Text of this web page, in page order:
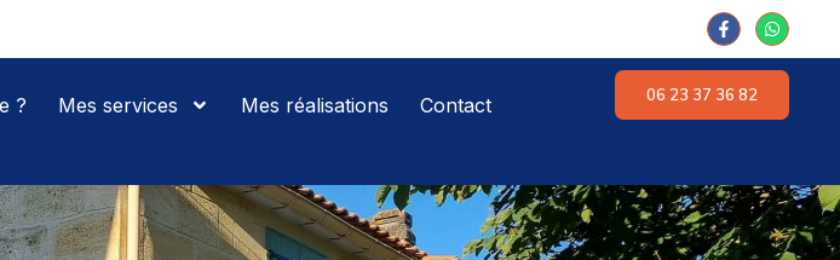
? Mes services Mes réalisations Contact 06 23 37 36 82